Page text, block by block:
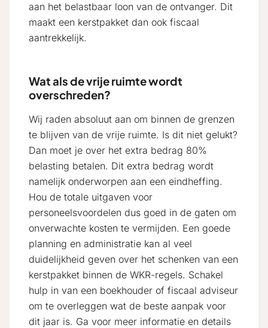
aan het belastbaar loon van de ontvanger. Dit
maakt een kerstpakket dan ook fiscaal
aantrekkelijk.
Wat als de vrije ruimte wordt
overschreden?
Wij raden absoluut aan om binnen de grenzen
te blijven van de vrije ruimte. Is dit niet gelukt?
Dan moet je over het extra bedrag 80%
belasting betalen. Dit extra bedrag wordt
namelijk onderworpen aan een eindheffing.
Hou de totale uitgaven voor
personeelsvoordelen dus goed in de gaten om
onverwachte kosten te vermijden. Een goede
planning en administratie kan al veel
duidelijkheid geven over het schenken van een
kerstpakket binnen de WKR-regels. Schakel
hulp in van een boekhouder of fiscaal adviseur
om te overleggen wat de beste aanpak voor
dit jaar is. Ga voor meer informatie en details